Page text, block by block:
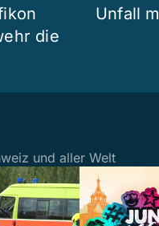
die
Unfall
und aller Welt